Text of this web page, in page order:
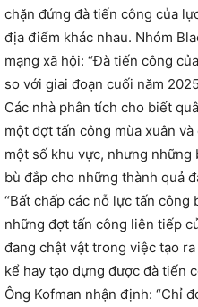
chặn đứng đà tiến công của
địa điểm khác nhau. Nhóm
mạng xã hội: “Đà tiến công
so với giai đoạn cuối năm
Các nhà phân tích cho biết
một đợt tấn công mùa xuân
một số khu vực, nhưng
bù đắp cho những thành quả
“Bất chấp các nỗ lực tấn
những đợt tấn công liên tiếp
đang chật vật trong việc tạo
kể hay tạo dựng được đà tiến
Ông Kofman nhận định: “Chỉ